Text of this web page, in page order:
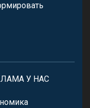
У НАС